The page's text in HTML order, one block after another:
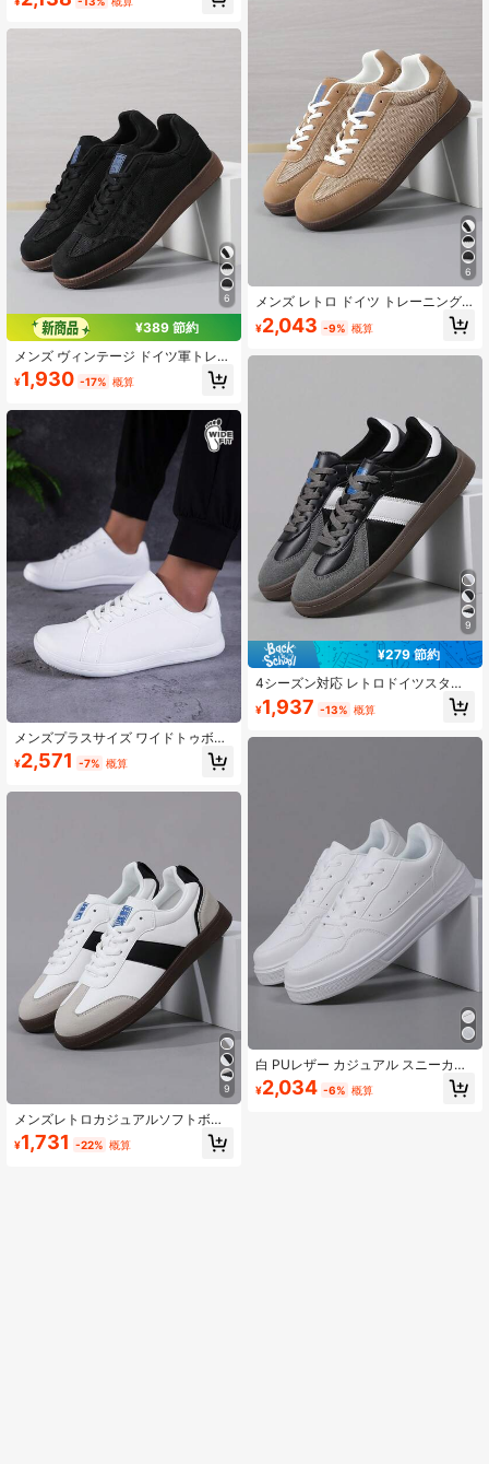
イトウェイト プラットフォーム ラウ
6
¥389 節約
メンズ ヴィンテージ ドイツ軍トレー
ニングシューズ、オールシーズン、
プラスサイズ 46、軽量ソフトソール
ンドトゥ レースアップ 快適フラット
シューズ
¥1,930 -17% 概算
メンズプラスサイズ ワイドトゥボッ
クス アスレチックスニーカー、ルー
ズフィット ワイドフット フラットシ
¥2,571 -7% 概算
9
メンズレトロカジュアルソフトボト
ムシューズ、軽量レースアップラウ
ンドトゥスニーカー、 46サイズ対
¥1,731 -22% 概算
6
メンズ レトロ ドイツ トレーニング
シューズ、プラスサイズ 46、軽量ソ
フトソール カジュアルスポーツシュ
¥2,043 -9% 概算
9
¥279 節約
4シーズン対応 レトロドイツスタイ
ル カジュアルシューズ メンズ、軽量
ソフトソール、ラウンドトゥ レース
¥1,937 -13% 概算
白 PUレザー カジュアル スニーカー
メンズ、ラウンドトウ レースアップ
フラットソール ソフトソール スプリ
¥2,034 -6% 概算